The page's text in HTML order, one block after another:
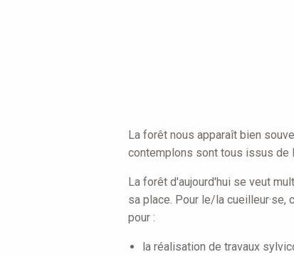
La forêt nous apparaît bien
contemplons sont tous issus de
La forêt d'aujourd'hui se veut
sa place. Pour le/la
pour :
la réalisation de travaux